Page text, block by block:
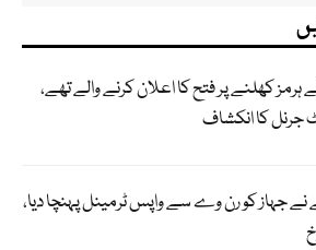
ہرمز کھلنے پر فتح کا اعلان کرنے والے تھے،
جرنل کا انکشاف
نے جہاز کو رن وے سے واپس ٹرمینل پہنچا دیا،